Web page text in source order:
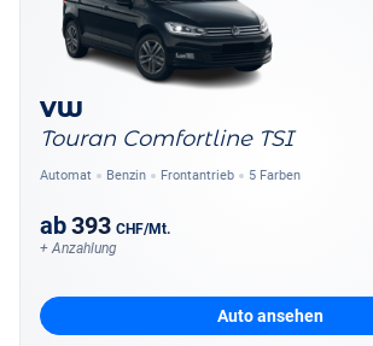
VW
Touran Comfortline TSI
Automat Benzin Frontantrieb 5 Farben
ab393 CHF/Mt.
+ Anzahlung
Auto ansehen